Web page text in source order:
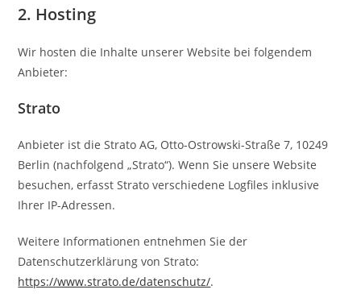
2. Hosting
Wir hosten die Inhalte unserer Website bei folgendem
Anbieter:
Strato
Anbieter ist die Strato AG, Otto-Ostrowski-Straße 7, 10249
Berlin (nachfolgend „Strato“). Wenn Sie unsere Website
besuchen, erfasst Strato verschiedene Logfiles inklusive
Ihrer IP-Adressen.
Weitere Informationen entnehmen Sie der
Datenschutzerklärung von Strato:
https://www.strato.de/datenschutz/.